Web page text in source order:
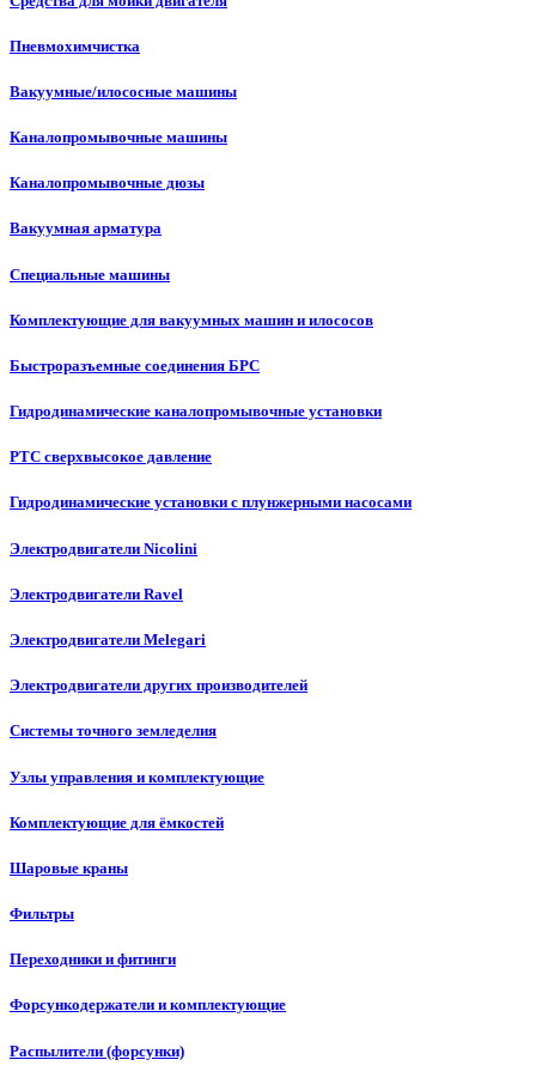
Пневмохимчистка
Вакуумные/илососные машины
Каналопромывочные машины
Каналопромывочные дюзы
Вакуумная арматура
Специальные машины
Комплектующие для вакуумных машин и илососов
Быстроразъемные соединения БРС
Гидродинамические каналопромывочные установки
РТС сверхвысокое давление
Гидродинамические установки с плунжерными насосами
Электродвигатели Nicolini
Электродвигатели Ravel
Электродвигатели Melegari
Электродвигатели других производителей
Системы точного земледелия
Узлы управления и комплектующие
Комплектующие для ёмкостей
Шаровые краны
Фильтры
Переходники и фитинги
Форсункодержатели и комплектующие
Распылители (форсунки)